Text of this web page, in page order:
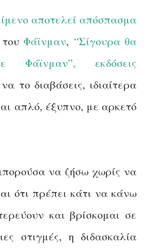
αποτελεί απόσπασμα
Φάϊνμαν, “Σίγουρα θα
Φάϊνμαν”, εκδόσεις
το διαβάσεις, ιδιαίτερα
απλό, έξυπνο, με αρκετό
να ζήσω χωρίς να
ότι πρέπει κάτι να κάνω
και βρίσκομαι σε
στιγμές, η διδασκαλία